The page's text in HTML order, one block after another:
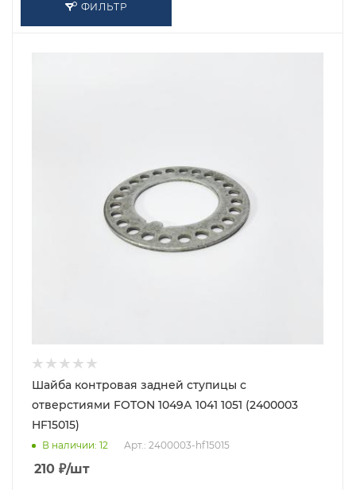
ФИЛЬТР
Шайба контровая задней ступицы с
отверстиями FOTON 1049А 1041 1051 (2400003
HF15015)
В наличии: 12 Арт.: 2400003-hf15015
210 ₽/шт